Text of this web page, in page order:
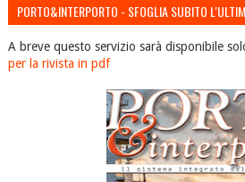
PORTO&INTERPORTO - SFOGLIA SUBITO
A breve questo servizio sarà disponibile
per la rivista in pdf